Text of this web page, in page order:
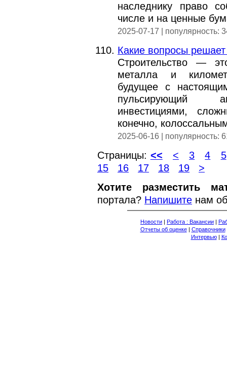
наследнику право
числе и на ценные
2025-07-17 | популярность:
Какие вопросы
Строительство —
металла и
будущее с
пульсирующий
инвестициями,
конечно,
2025-06-16 | популярность:
Страницы: << < 3 4
5
15
16 17 18 19
>
Хотите разместить
портала? Напишите нам
Новости | Работа : Вакансии |
Отчеты об оценке| Справочники
Интервью|